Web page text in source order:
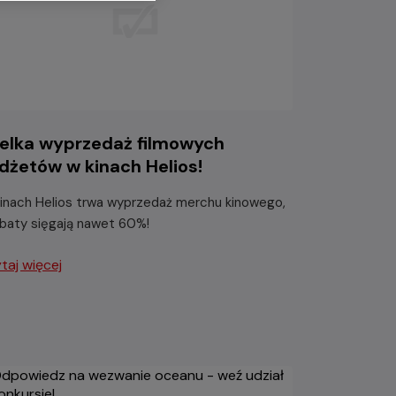
wyprzedaż filmowych
w kinach Helios!
Helios trwa wyprzedaż merchu kinowego,
sięgają nawet 60%!
więcej